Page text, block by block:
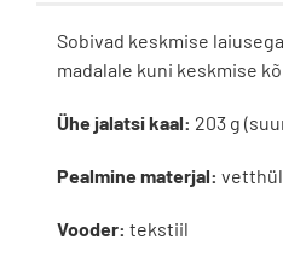
Sobivad keskmise
madalale kuni keskmise
Ühe jalatsi kaal: 203 g
Pealmine materjal:
Vooder: tekstiil